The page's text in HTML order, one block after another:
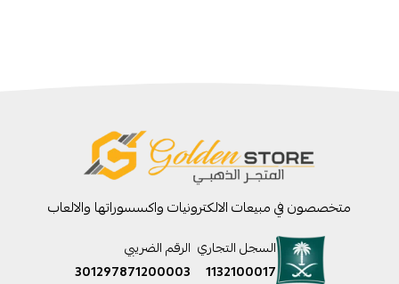
متخصصون في مبيعات الالكترونيات واكسسوراتها والالعاب
السجل التجاري
1132100017
الرقم الضريبي
301297871200003